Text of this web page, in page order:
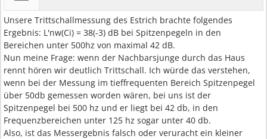
Unsere Trittschallmessung des Estrich brachte folgendes
Ergebnis: L'nw(Ci) = 38(-3) dB bei Spitzenpegeln in den
Bereichen unter 500hz von maximal 42 dB.
Nun meine Frage: wenn der Nachbarsjunge durch das Haus
rennt hören wir deutlich Trittschall. Ich würde das verstehen,
wenn bei der Messung im tieffrequenten Bereich Spitzenpegel
über 50db gemessen worden wären, bei uns ist der
Spitzenpegel bei 500 hz und er liegt bei 42 db, in den
Frequenzbereichen unter 125 hz sogar unter 40 db.
Also, ist das Messergebnis falsch oder veruracht ein kleiner